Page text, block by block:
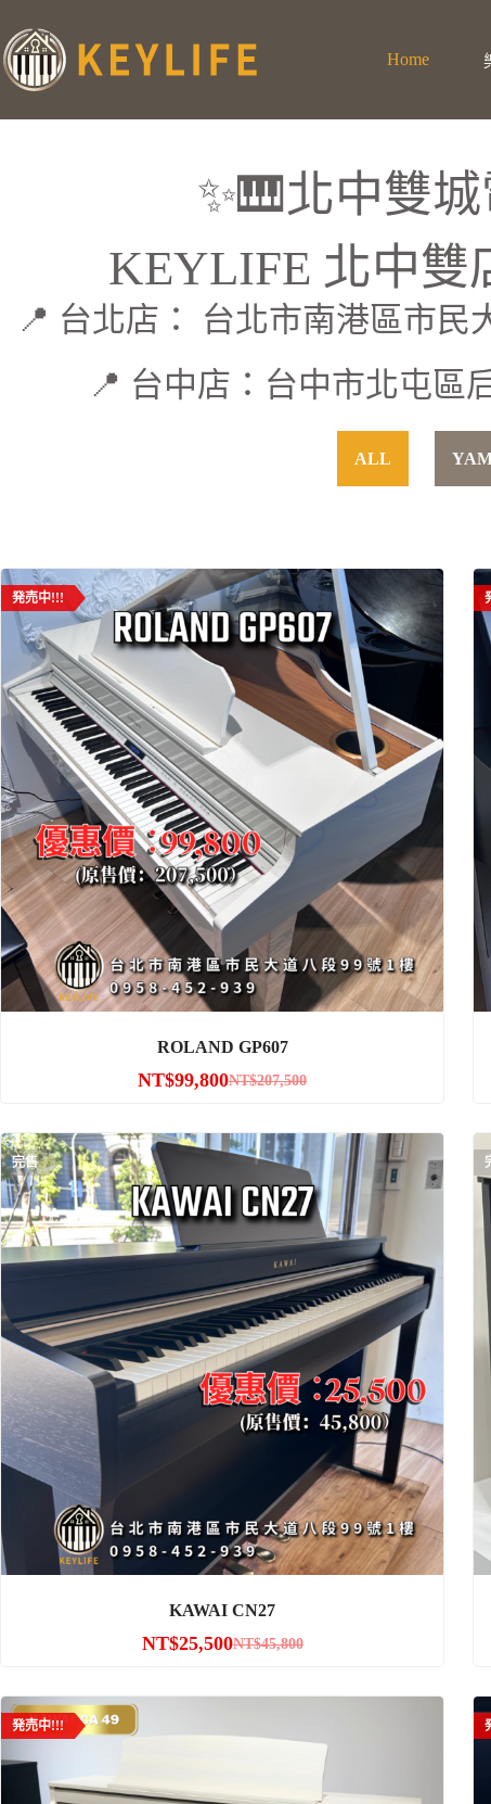
Home
✨🎹北中雙
KEYLIFE 北中雙
📍 台北店： 台北市南港區市民
📍 台中店：台中市北屯區
ALL
発売中!!!
ROLAND GP607
NT$207,500
NT$99,800
完售
KAWAI CN27
NT$45,800
NT$25,500
発売中!!!